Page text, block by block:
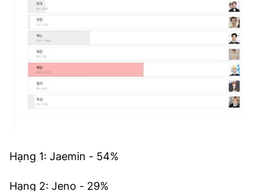
Hạng 1: Jaemin - 54%
Hạng 2: Jeno - 29%